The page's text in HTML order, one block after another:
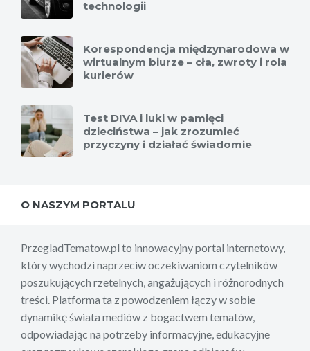
technologii
Korespondencja międzynarodowa w
wirtualnym biurze – cła, zwroty i rola
kurierów
Test DIVA i luki w pamięci
dzieciństwa – jak zrozumieć
przyczyny i działać świadomie
O NASZYM PORTALU
PrzegladTematow.pl to innowacyjny portal internetowy,
który wychodzi naprzeciw oczekiwaniom czytelników
poszukujących rzetelnych, angażujących i różnorodnych
treści. Platforma ta z powodzeniem łączy w sobie
dynamikę świata mediów z bogactwem tematów,
odpowiadając na potrzeby informacyjne, edukacyjne